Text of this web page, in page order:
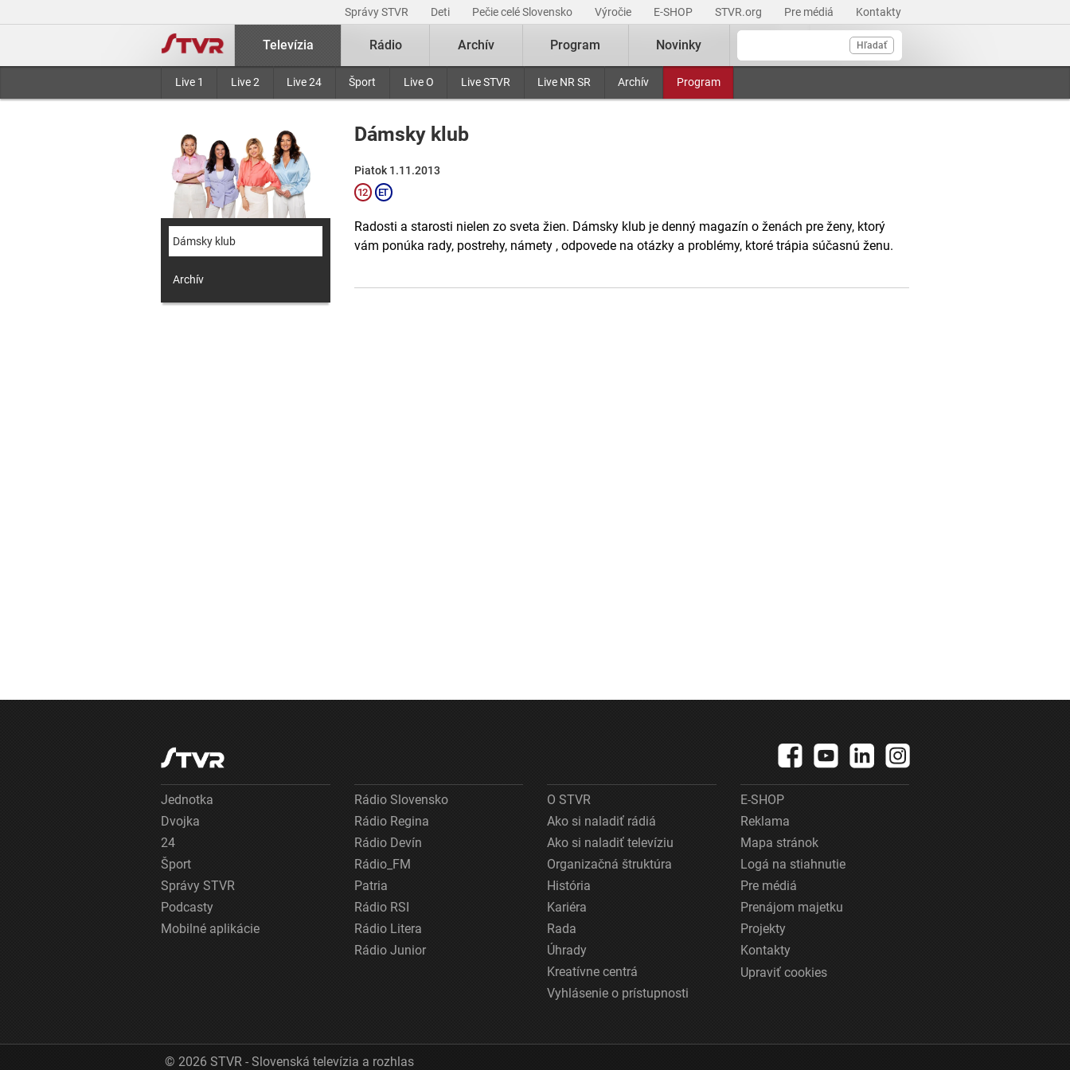
Správy STVR Deti Pečie celé Slovensko Výročie E-SHOP STVR.org Pre médiá Kontakty
Hľadať
Televízia
Live 1 Live 2 Live 24 Šport Live O Live STVR Live NR SR Archív Program
Rádio Archív Program Novinky
Dámsky klub
Archív
Dámsky klub
Piatok 1.11.2013
Radosti a starosti nielen zo sveta žien. Dámsky klub je denný magazín o ženách pre ženy, ktorý
vám ponúka rady, postrehy, námety , odpovede na otázky a problémy, ktoré trápia súčasnú ženu.
Jednotka
Dvojka
24
Šport
Správy STVR
Podcasty
Mobilné aplikácie
Rádio Slovensko
Rádio Regina
Rádio Devín
Rádio_FM
Patria
Rádio RSI
Rádio Litera
Rádio Junior
O STVR
Ako si naladiť rádiá
Ako si naladiť televíziu
Organizačná štruktúra
História
Kariéra
Rada
Úhrady
Kreatívne centrá
Vyhlásenie o prístupnosti
E-SHOP
Reklama
Mapa stránok
Logá na stiahnutie
Pre médiá
Prenájom majetku
Projekty
Kontakty
Upraviť cookies
© 2026 STVR - Slovenská televízia a rozhlas